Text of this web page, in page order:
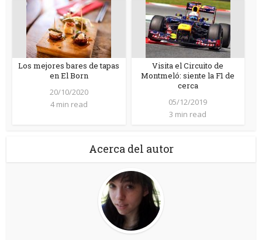
Los mejores bares de tapas
en El Born
20/10/2020
4 min read
Visita el Circuito de
Montmeló: siente la F1 de
cerca
05/12/2019
3 min read
Acerca del autor